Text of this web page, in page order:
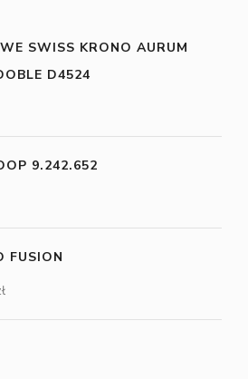
SWISS KRONO AURUM
D4524
9.242.652
FUSION